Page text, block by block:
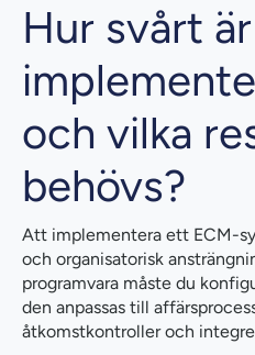
Hur svårt
och vilka
behövs?
Att implementera ett ECM-
och organisatorisk
programvara måste du
den anpassas till
åtkomstkontroller och